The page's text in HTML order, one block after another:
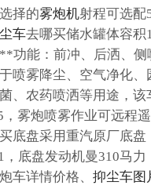
择的雾炮机射程可选配
车去哪买储水罐体容积
功能：前冲、后洒、侧
喷雾降尘、空气净化、
、农药喷洒等用途，该
，雾炮喷雾作业可远程
底盘采用重汽原厂底盘
，底盘发动机曼310马
车详情价格、 抑尘车图